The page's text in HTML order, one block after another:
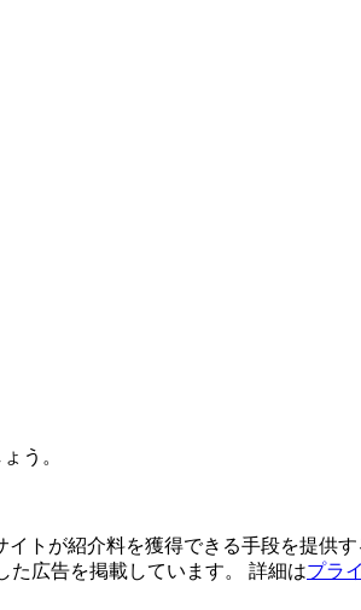
う。
トが紹介料を獲得できる手段を提供
た広告を掲載しています。 詳細はプラ